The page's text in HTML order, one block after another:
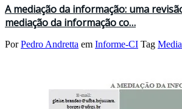
A mediação da informação: uma
mediação da informação co…
PorPedro Andretta em Informe-CI Tag